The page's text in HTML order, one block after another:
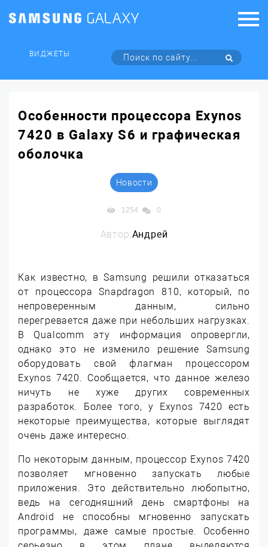
ВИДЖЕТЫ
Особенности процессора Exynos
7420 в Galaxy S6 и графическая
оболочка
Новости
1254 0
Автор:Андрей
Как известно, в Samsung решили отказаться
от процессора Snapdragon 810, который, по
непроверенным данным, сильно
перегревается даже при небольших нагрузках.
В Qualcomm эту информация опровергли,
однако это не изменило решение Samsung
оборудовать свой флагман процессором
Exynos 7420. Сообщается, что данное железо
ничуть не хуже других современных
разработок. Более того, у Exynos 7420 есть
некоторые преимущества, которые выглядят
очень даже интересно.
По некоторым данным, процессор Exynos 7420
позволяет мгновенно запускать любые
приложения. Это действительно любопытно,
ведь на сегодняшний день смартфоны на
Android не способны мгновенно запускать
программы, даже самые простые. Особенно